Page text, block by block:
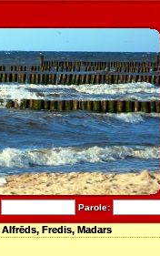
Parole:
Alfrēds, Fredis, Madars